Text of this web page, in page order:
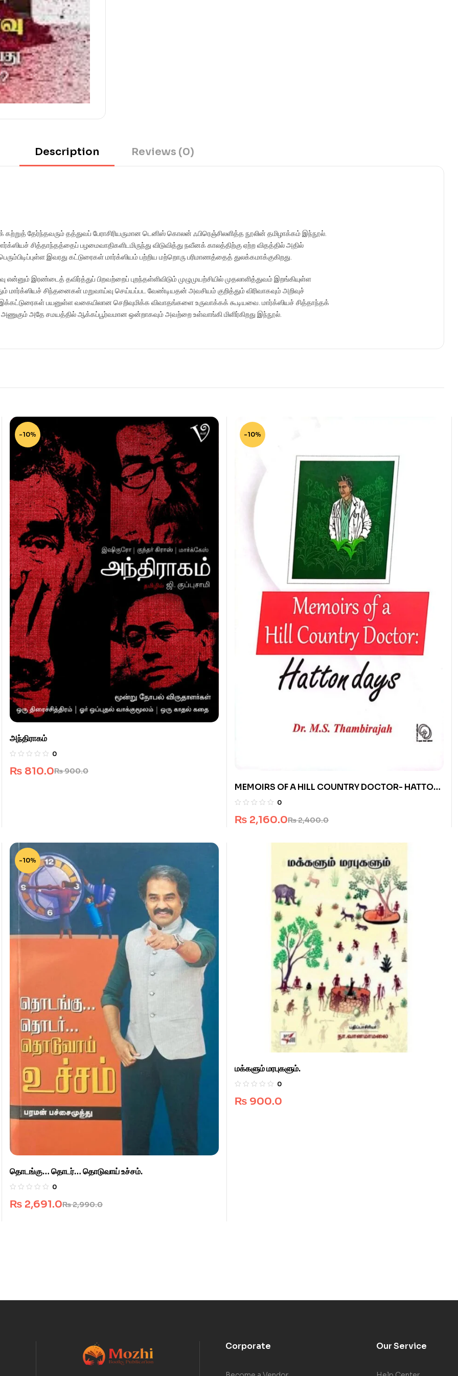
Description Reviews (0)
தேர்ந்தவரும் தத்துவப் பேராசிரியருமான டெனிஸ் கொலன் ஃபிரெஞ்சிலளித்த நூலின் தமிழாக்கம் இந்நூல்.
சித்தாந்தத்தைப் பழமைவாதிகளிடமிருந்து விடுவித்து நவீனக் காலத்திற்கு ஏற்ற விதத்தில் அதில்
இவரது கட்டுரைகள் மார்க்ஸியம் பற்றிய மற்றொரு பரிமாணத்தைத் துலக்கமாக்குகிறது.
என்னும் இரண்டைத் தவிர்த்துப் பிறவற்றைப் புறந்தள்ளிவிடும் முழுமுயற்சியில் முதலாளித்துவம் இறங்கியுள்ள
மார்க்ஸியச் சிந்தனைகள் மறுவாய்வு செய்யப்பட வேண்டியதன் அவசியம் குறித்தும் விரிவாகவும் அறிவுச்
இக்கட்டுரைகள் பயனுள்ள வகையிலான செறிவுமிக்க விவாதங்களை உருவாக்கக் கூடியவை. மார்க்ஸியச் சித்தாந்தக்
அணுகும் அதே சமயத்தில் ஆக்கப்பூர்வமான ஒன்றாகவும் அவற்றை உள்வாங்கி மிளிர்கிறது இந்நூல்.
-10%
அந்திராகம்
0
₨900.0
₨ 810.0
-10%
MEMOIRS OF A HILL COUNTRY DOCTOR- HATTON
DAYS
0
₨2,400.0
₨ 2,160.0
-10%
தொடங்கு… தொடர்… தொடுவாய் உச்சம்.
0
₨2,990.0
₨ 2,691.0
மக்களும் மரபுகளும்.
0
₨ 900.0
Corporate Our Service